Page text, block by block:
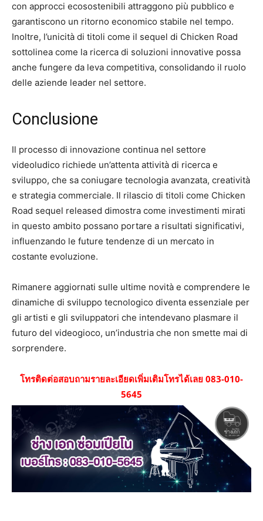
con approcci ecosostenibili attraggono più pubblico e
garantiscono un ritorno economico stabile nel tempo.
Inoltre, l’unicità di titoli come il sequel di Chicken Road
sottolinea come la ricerca di soluzioni innovative possa
anche fungere da leva competitiva, consolidando il ruolo
delle aziende leader nel settore.
Conclusione
Il processo di innovazione continua nel settore
videoludico richiede un’attenta attività di ricerca e
sviluppo, che sa coniugare tecnologia avanzata, creatività
e strategia commerciale. Il rilascio di titoli come Chicken
Road sequel released dimostra come investimenti mirati
in questo ambito possano portare a risultati significativi,
influenzando le future tendenze di un mercato in
costante evoluzione.
Rimanere aggiornati sulle ultime novità e comprendere le
dinamiche di sviluppo tecnologico diventa essenziale per
gli artisti e gli sviluppatori che intendevano plasmare il
futuro del videogioco, un’industria che non smette mai di
sorprendere.
โทรติดต่อสอบถามรายละเอียดเพิ่มเติมโทรได้เลย 083-010-
5645